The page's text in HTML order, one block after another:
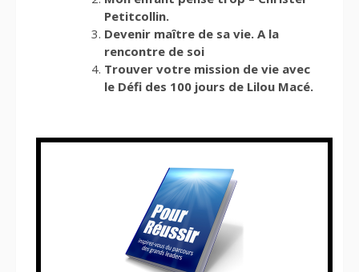
Petitcollin.
Devenir maître de sa vie. A la
rencontre de soi
Trouver votre mission de vie avec
le Défi des 100 jours de Lilou Macé.